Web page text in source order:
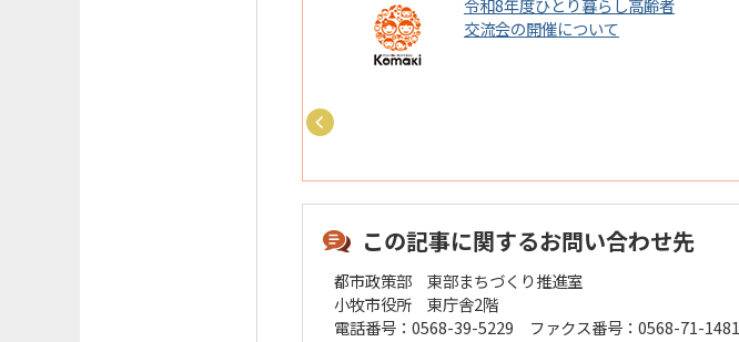
令和8年度ひとり暮らし高齢者
交流会の開催について
この記事に関するお問い合わせ先
都市政策部 東部まちづくり推進室
小牧市役所 東庁舎2階
電話番号：0568-39-5229 ファクス番号：0568-71-1481